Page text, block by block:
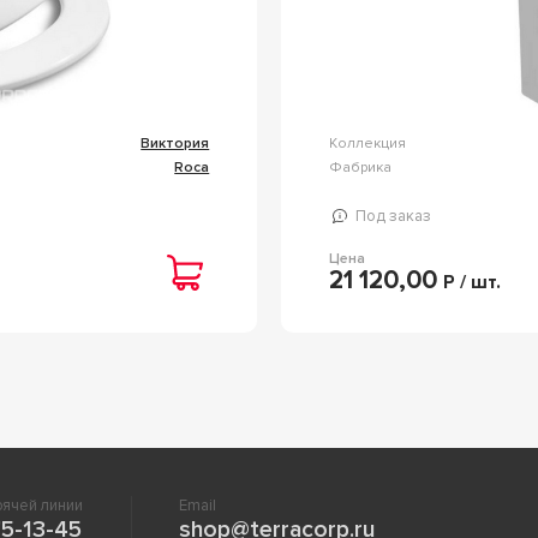
Виктория
Roca
Коллекция
Фабрика
Под заказ
Цена
21 120,00 Р / шт.
линии
13-45
Email
shop@terracorp.ru